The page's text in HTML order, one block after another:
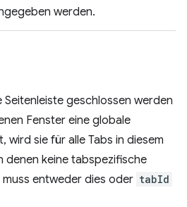
werden.
Seitenleiste geschlossen werden
Fenster eine globale
wird sie für alle Tabs in diesem
denen keine tabspezifische
muss entweder dies oder tabId